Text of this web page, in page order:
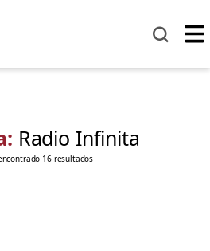
Radio Infinita
16 resultados